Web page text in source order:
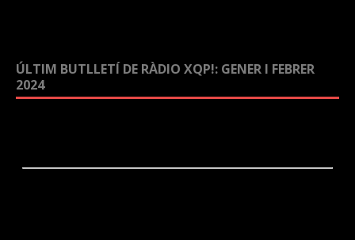
ÚLTIM BUTLLETÍ DE RÀDIO XQP!: GENER I FEBRER
2024